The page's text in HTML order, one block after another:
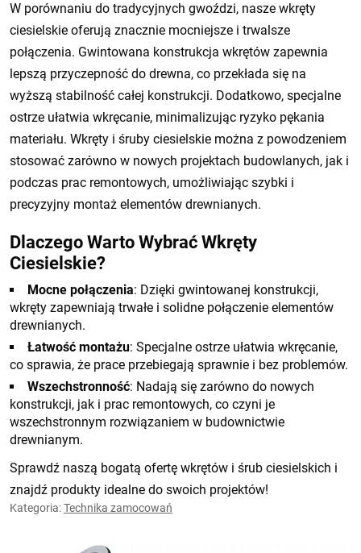
W porównaniu do tradycyjnych gwoździ, nasze wkręty
ciesielskie oferują znacznie mocniejsze i trwalsze
połączenia. Gwintowana konstrukcja wkrętów zapewnia
lepszą przyczepność do drewna, co przekłada się na
wyższą stabilność całej konstrukcji. Dodatkowo, specjalne
ostrze ułatwia wkręcanie, minimalizując ryzyko pękania
materiału. Wkręty i śruby ciesielskie można z powodzeniem
stosować zarówno w nowych projektach budowlanych, jak i
podczas prac remontowych, umożliwiając szybki i
precyzyjny montaż elementów drewnianych.
Dlaczego Warto Wybrać Wkręty
Ciesielskie?
Mocne połączenia: Dzięki gwintowanej konstrukcji,
wkręty zapewniają trwałe i solidne połączenie elementów
drewnianych.
Łatwość montażu: Specjalne ostrze ułatwia wkręcanie,
co sprawia, że prace przebiegają sprawnie i bez problemów.
Wszechstronność: Nadają się zarówno do nowych
konstrukcji, jak i prac remontowych, co czyni je
wszechstronnym rozwiązaniem w budownictwie
drewnianym.
Sprawdź naszą bogatą ofertę wkrętów i śrub ciesielskich i
znajdź produkty idealne do swoich projektów!
Kategoria:Technika zamocowań